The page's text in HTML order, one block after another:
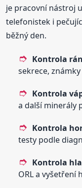
je pracovní nástroj
telefonistek i
běžný den.
Kontrola
sekrece,
Kontrola
a další minerály
Kontrola
testy podle
Kontrola
ORL a vyšetření